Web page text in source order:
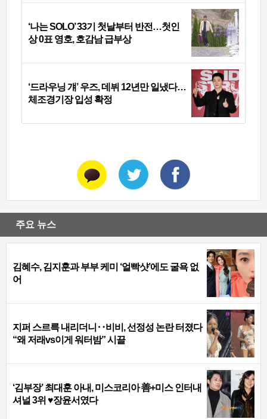
‘나는 SOLO’ 33기 첫날부터 반전…첫인
상 0표 영호, 호감남 급부상
‘드라우닝 걔’ 우즈, 데뷔 12년만 일냈다…
체조경기장 입성 확정
주요 뉴스
김혜수, 김지훈과 부부 케미 ‘얼빡샷’에도 굴욕 없
어
지퍼 스르륵 내리더니‥비비, 선정성 논란 터졌다
“왜 저래vs이게 워터밤” 시끌
‘김부장’ 최대훈 아내, 미스코리아 善+미스 인터내
셔널 3위 ♥장윤서였다